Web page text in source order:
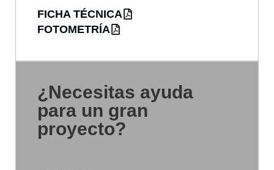
FICHA TÉCNICA
FOTOMETRÍA
¿Necesitas ayuda
para un gran
proyecto?